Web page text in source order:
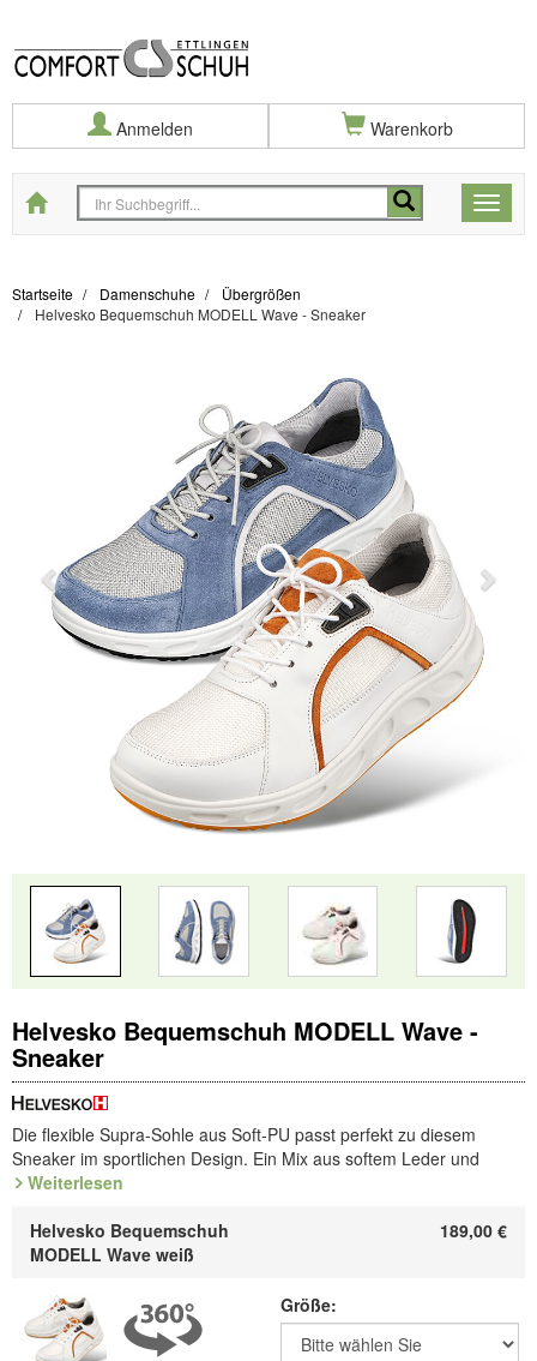
Anmelden Warenkorb
Toggle
Startseite
Startseite Damenschuhe
Übergrößen
Helvesko Bequemschuh MODELL Wave - Sneaker
Helvesko Bequemschuh MODELL Wave -
Sneaker
Die flexible Supra-Sohle aus Soft-PU passt perfekt zu diesem
Sneaker im sportlichen Design. Ein Mix aus softem Leder und
Textil, mit gepolsterter Zunge, weichem Dry Clim-Mikrofaserfutter
Leicht, flexibel, ergonomisch: Die Mehrkomponenten-Sohle aus SL-
Soft-PU bietet exzellente Dämpfung und unterstützt den natürlichen
Bewegungsfluss. Sie ist besonders formstabil mit dauerhaftem
"Rebound"-Effekt und sorgt für rutschfesten Halt auf jedem
Untergrund.
Weiterlesen
Größe:
Helvesko Bequemschuh
MODELL Wave weiß
189,00 €